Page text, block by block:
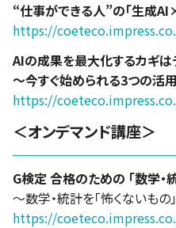
“仕事ができる人”の「生成
https://
AIの成果を最大化するカギは
～今すぐ始められる3つの活
https://
＜オンデマンド講座＞
G検定 合格のための 「数学・
～数学・統計を「怖くないも
https://